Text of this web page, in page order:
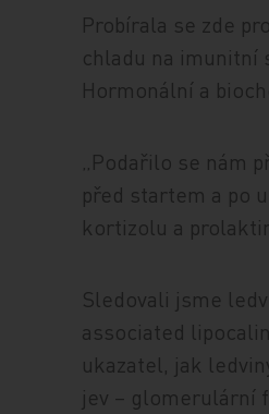
Probírala se zde
chladu na imunitní
Hormonální a
„Podařilo se nám
před startem a po
kortizolu a
Sledovali jsme
associated
ukazatel, jak
jev – glomerulární